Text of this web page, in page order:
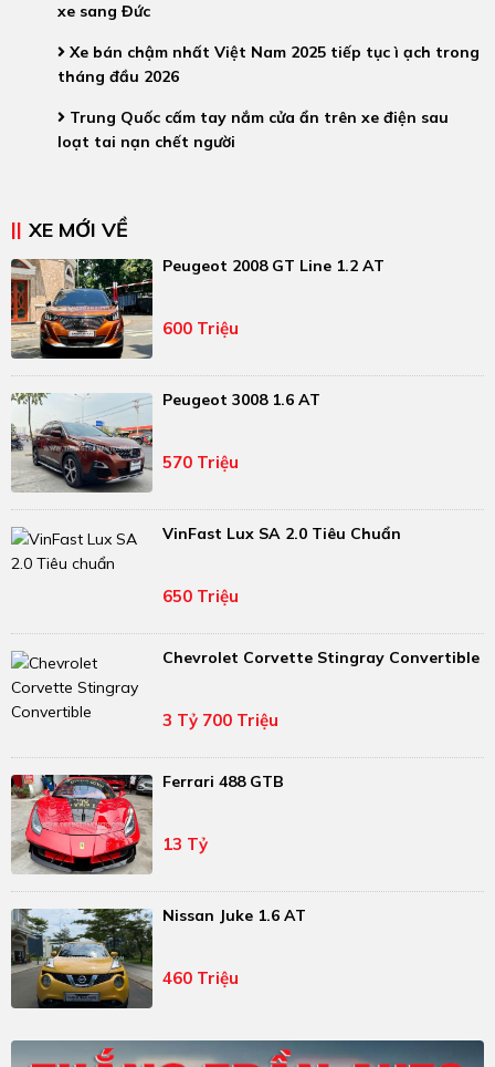
xe sang Đức
Xe bán chậm nhất Việt Nam 2025 tiếp tục ì ạch trong
tháng đầu 2026
Trung Quốc cấm tay nắm cửa ẩn trên xe điện sau
loạt tai nạn chết người
XE MỚI VỀ
Peugeot 2008 GT Line 1.2 AT
600 Triệu
Peugeot 3008 1.6 AT
570 Triệu
VinFast Lux SA 2.0 Tiêu Chuẩn
650 Triệu
Chevrolet Corvette Stingray Convertible
3 Tỷ 700 Triệu
Ferrari 488 GTB
13 Tỷ
Nissan Juke 1.6 AT
460 Triệu